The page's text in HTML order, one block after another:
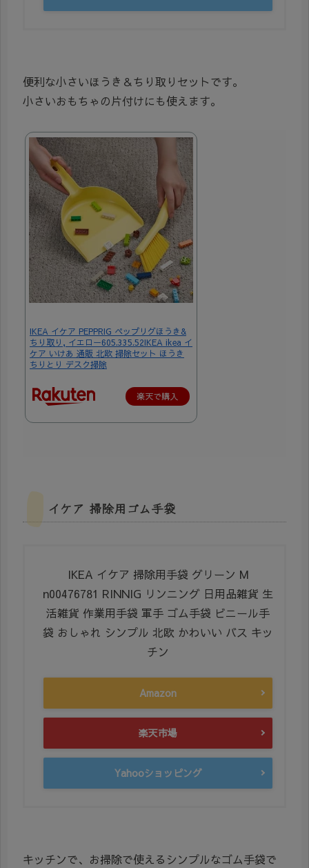
便利な小さいほうき＆ちり取りセットです。
小さいおもちゃの片付けにも使えます。
IKEA イケア PEPPRIG ペップリグほうき&
ちり取り, イエロー605.335.52IKEA ikea イ
ケア いけあ 通販 北欧 掃除セット ほうき
ちりとり デスク掃除
楽天で購入
イケア 掃除用ゴム手袋
IKEA イケア 掃除用手袋 グリーン M
n00476781 RINNIG リンニング 日用品雑貨 生
活雑貨 作業用手袋 軍手 ゴム手袋 ビニール手
袋 おしゃれ シンプル 北欧 かわいい バス キッ
チン
Amazon
楽天市場
Yahooショッピング
キッチンで、お掃除で使えるシンプルなゴム手袋で